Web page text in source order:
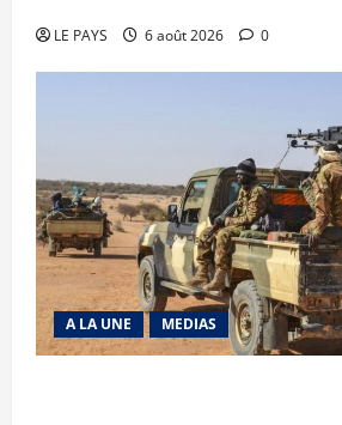
LE PAYS 6 août 2026 0
A LA UNE MEDIAS